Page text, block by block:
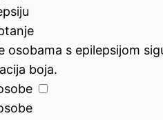
osobama s epilepsijom
boja.